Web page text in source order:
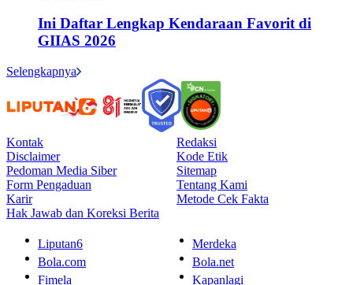
Ini Daftar Lengkap Kendaraan Favorit di
GIIAS 2026
Selengkapnya
Kontak
Redaksi
Disclaimer
Kode Etik
Pedoman Media Siber
Sitemap
Form Pengaduan
Tentang Kami
Karir
Metode Cek Fakta
Hak Jawab dan Koreksi Berita
Liputan6
Merdeka
Bola.com
Bola.net
Fimela
Kapanlagi